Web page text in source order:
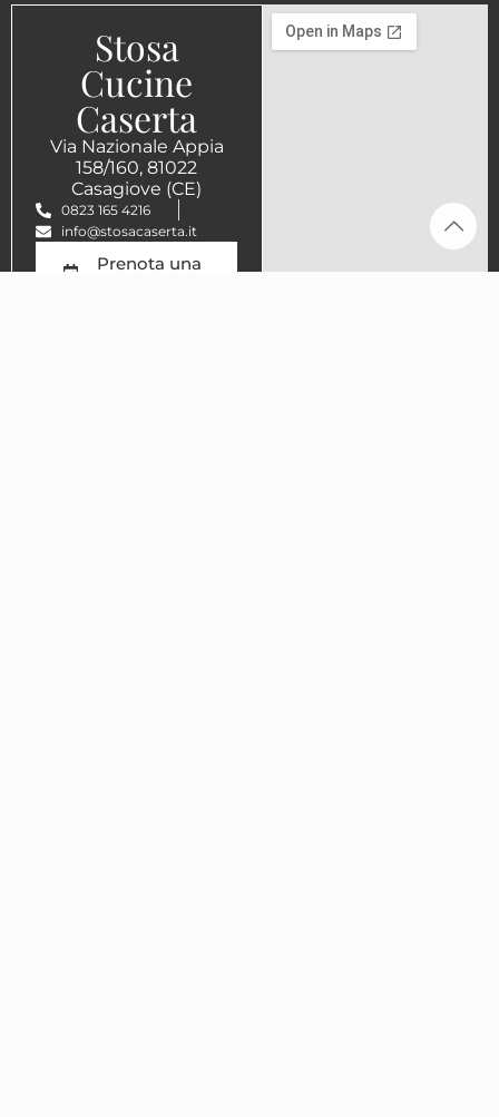
Stosa
Cucine
Caserta
Via Nazionale Appia
158/160, 81022
Casagiove (CE)
0823 165 4216
info@stosacaserta.it
Prenota una